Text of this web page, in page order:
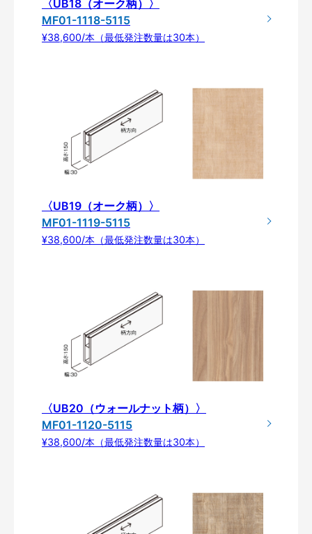
〈UB18（オーク柄）〉
MF01-1118-5115
¥38,600/本（最低発注数量は30本）
〈UB19（オーク柄）〉
MF01-1119-5115
¥38,600/本（最低発注数量は30本）
〈UB20（ウォールナット柄）〉
MF01-1120-5115
¥38,600/本（最低発注数量は30本）